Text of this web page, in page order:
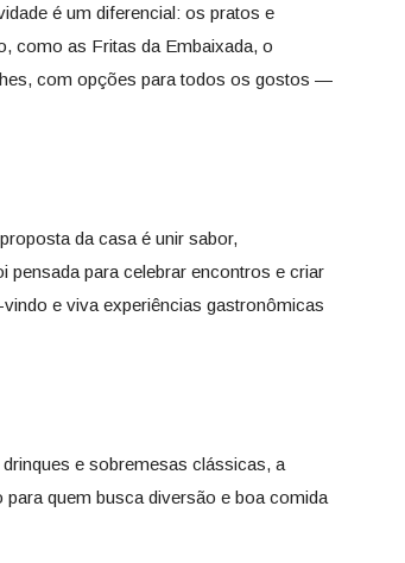
é um diferencial: os pratos e
como as Fritas da Embaixada, o
com opções para todos os gostos —
da casa é unir sabor,
pensada para celebrar encontros e criar
e viva experiências gastronômicas
e sobremesas clássicas, a
quem busca diversão e boa comida